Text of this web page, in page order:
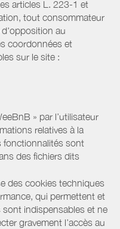
articles L. 223-1 et
tout consommateur
d'opposition au
coordonnées et
sur le site :
» par l’utilisateur
relatives à la
fonctionnalités sont
des fichiers dits
des cookies techniques
qui permettent et
indispensables et ne
gravement l’accès au